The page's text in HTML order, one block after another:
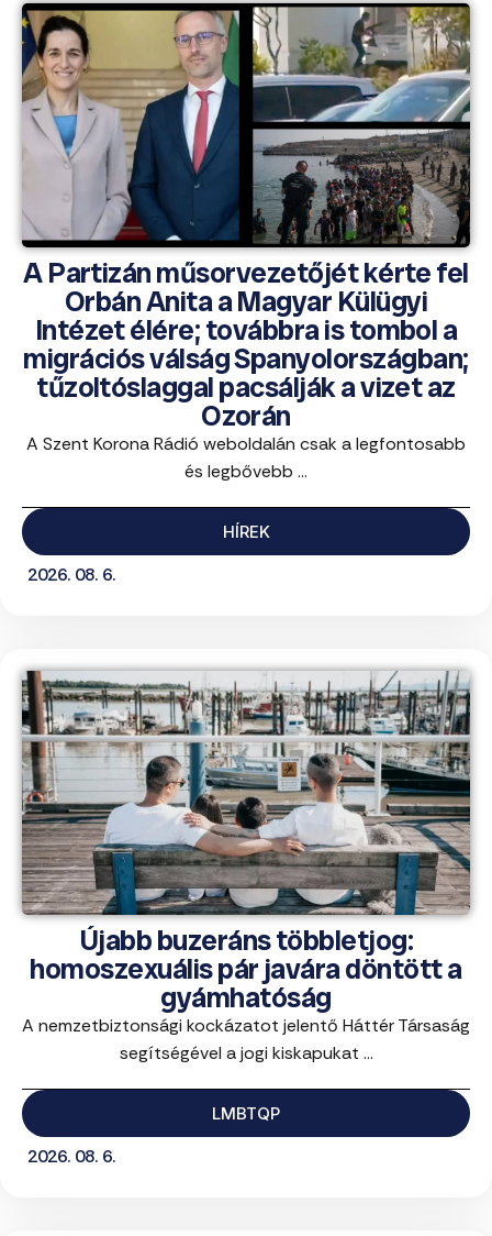
A Partizán műsorvezetőjét kérte fel
Orbán Anita a Magyar Külügyi
Intézet élére; továbbra is tombol a
migrációs válság Spanyolországban;
tűzoltóslaggal pacsálják a vizet az
Ozorán
A Szent Korona Rádió weboldalán csak a legfontosabb
és legbővebb ...
HÍREK
2026. 08. 6.
Újabb buzeráns többletjog:
homoszexuális pár javára döntött a
gyámhatóság
A nemzetbiztonsági kockázatot jelentő Háttér Társaság
segítségével a jogi kiskapukat ...
LMBTQP
2026. 08. 6.